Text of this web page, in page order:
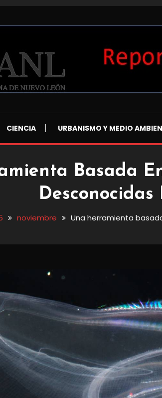
CIENCIA URBANISMO Y MEDIO
Basada
noviembre Una herramienta